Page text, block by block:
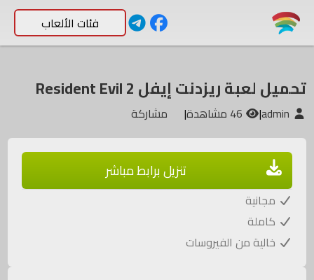
فئات الألعاب
تحميل لعبة ريزدنت إيفل Resident Evil 2
|
| مشاركة
تنزيل برابط مباشر
مجانية
كاملة
خالية من الفيروسات